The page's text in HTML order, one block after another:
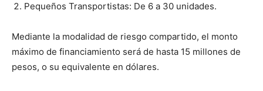
Pequeños Transportistas: De 6 a 30 unidades.
Mediante la modalidad de riesgo compartido, el monto
máximo de financiamiento será de hasta 15 millones de
pesos, o su equivalente en dólares.